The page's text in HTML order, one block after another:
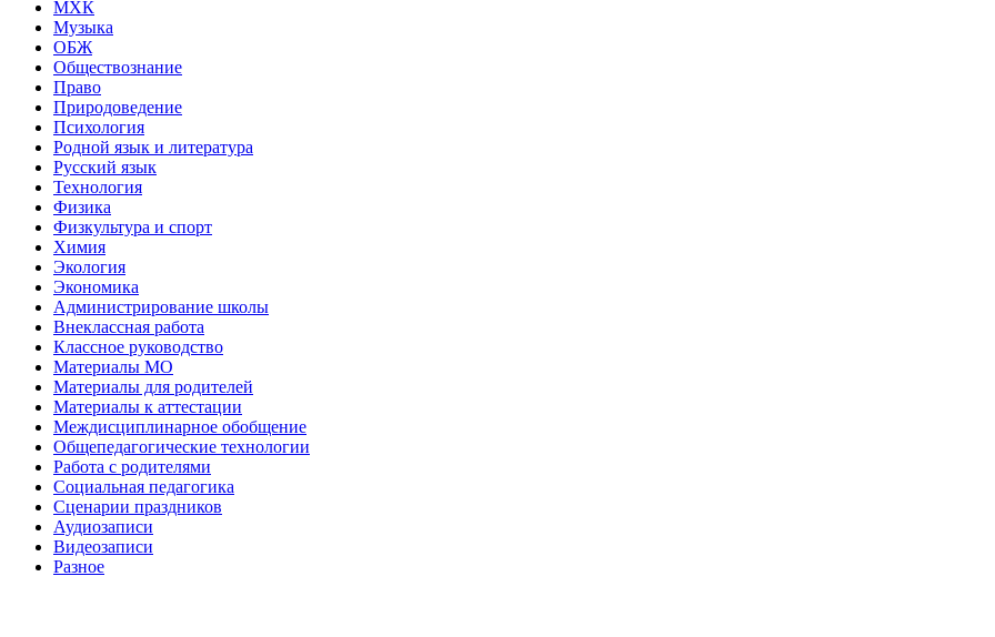
МХК
Музыка
ОБЖ
Обществознание
Право
Природоведение
Психология
Родной язык и литература
Русский язык
Технология
Физика
Физкультура и спорт
Химия
Экология
Экономика
Администрирование школы
Внеклассная работа
Классное руководство
Материалы МО
Материалы для родителей
Материалы к аттестации
Междисциплинарное обобщение
Общепедагогические технологии
Работа с родителями
Социальная педагогика
Сценарии праздников
Аудиозаписи
Видеозаписи
Разное